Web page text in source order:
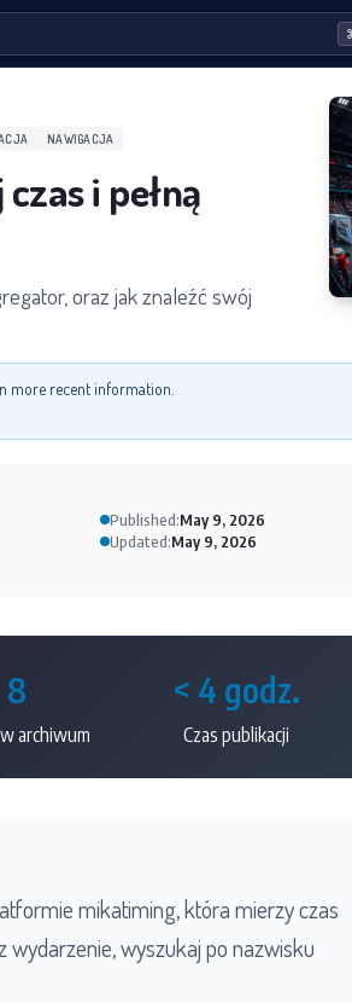
NAWIGACJA
i pełną
oraz jak znaleźć swój
more recent information.
Published:May 9, 2026
Updated:May 9, 2026
8
archiwum
< 4 godz.
Czas publikacji
mikatiming, która mierzy czas
wydarzenie, wyszukaj po nazwisku